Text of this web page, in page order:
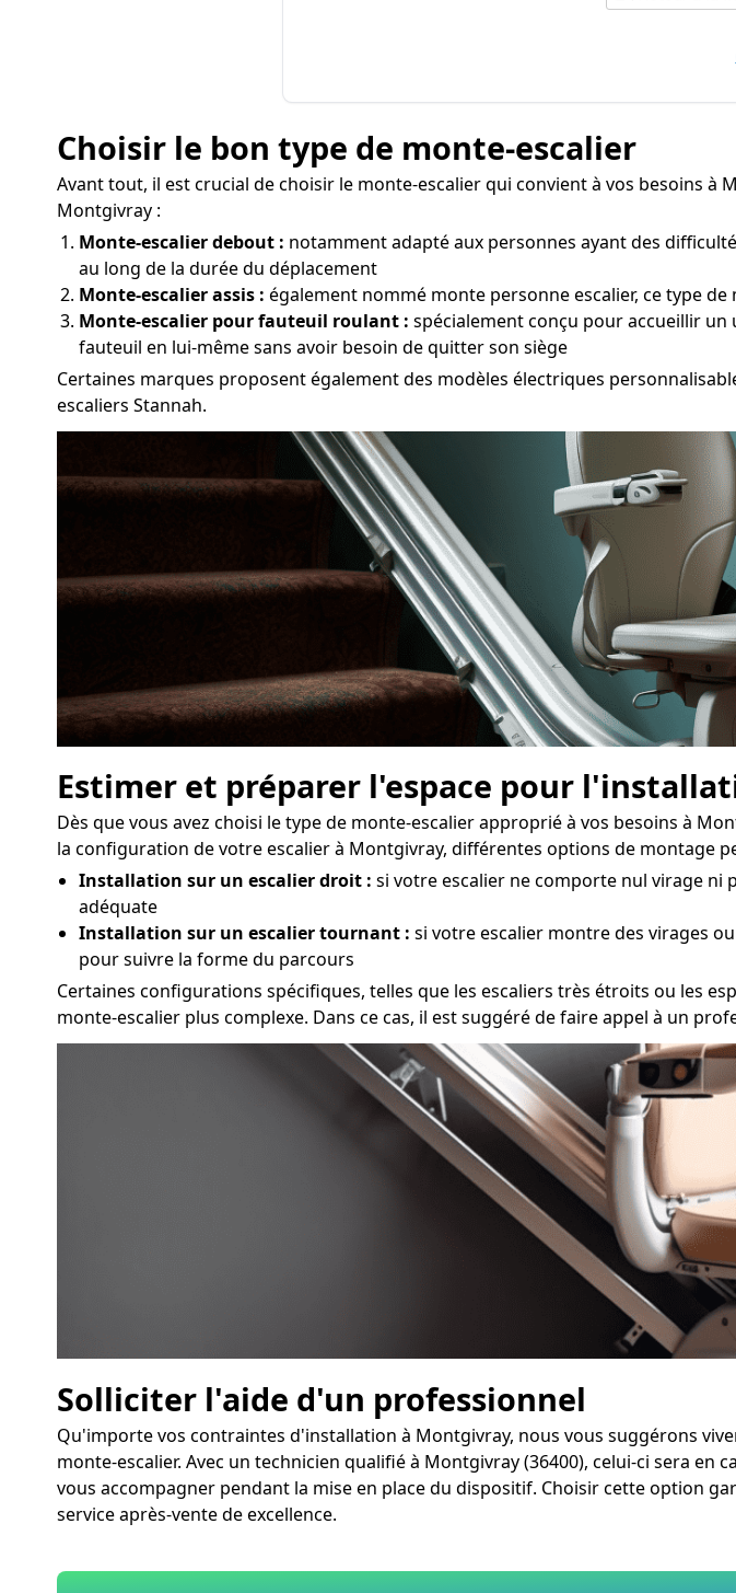
Choisir le bon type de monte-escalier
Avant tout, il est crucial de choisir le monte-escalier qui convient à vos besoins
Montgivray :
Monte-escalier debout : notamment adapté aux personnes ayant des
au long de la durée du déplacement
Monte-escalier assis : également nommé monte personne escalier, ce type
Monte-escalier pour fauteuil roulant : spécialement conçu pour accueillir
fauteuil en lui-même sans avoir besoin de quitter son siège
Certaines marques proposent également des modèles électriques
escaliers Stannah.
Estimer et préparer l'espace pour
Dès que vous avez choisi le type de monte-escalier approprié à vos besoins à
la configuration de votre escalier à Montgivray, différentes options de montage
Installation sur un escalier droit : si votre escalier ne comporte nul virage ni
adéquate
Installation sur un escalier tournant : si votre escalier montre des virages
pour suivre la forme du parcours
Certaines configurations spécifiques, telles que les escaliers très étroits ou les
monte-escalier plus complexe. Dans ce cas, il est suggéré de faire appel à un
Solliciter l'aide d'un professionnel
Qu'importe vos contraintes d'installation à Montgivray, nous vous suggérons
monte-escalier. Avec un technicien qualifié à Montgivray (36400), celui-ci sera
vous accompagner pendant la mise en place du dispositif. Choisir cette option
service après-vente de excellence.